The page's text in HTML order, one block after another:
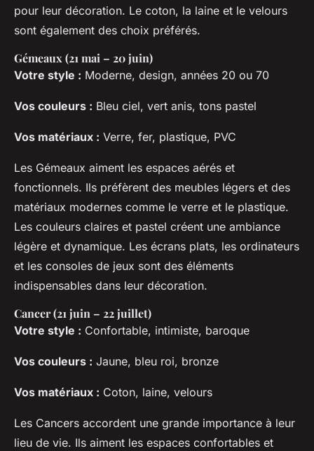
pour leur décoration. Le coton, la laine et le velours
sont également des choix préférés.
Gémeaux (21 mai – 20 juin)
Votre style : Moderne, design, années 20 ou 70
Vos couleurs : Bleu ciel, vert anis, tons pastel
Vos matériaux : Verre, fer, plastique, PVC
Les Gémeaux aiment les espaces aérés et
fonctionnels. Ils préfèrent des meubles légers et des
matériaux modernes comme le verre et le plastique.
Les couleurs claires et pastel créent une ambiance
légère et dynamique. Les écrans plats, les ordinateurs
et les consoles de jeux sont des éléments
indispensables dans leur décoration.
Cancer (21 juin – 22 juillet)
Votre style : Confortable, intimiste, baroque
Vos couleurs : Jaune, bleu roi, bronze
Vos matériaux : Coton, laine, velours
Les Cancers accordent une grande importance à leur
lieu de vie. Ils aiment les espaces confortables et